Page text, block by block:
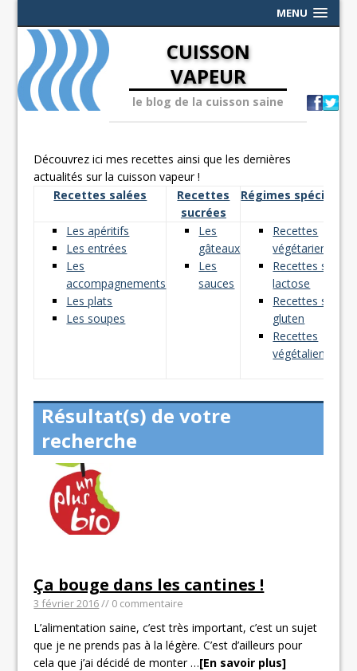
MENU
CUISSON
VAPEUR
le blog de la cuisson saine
Découvrez ici mes recettes ainsi que les dernières
actualités sur la cuisson vapeur !
Recettes salées
Recettes
sucrées
Régimes spéciaux
Les apéritifs
Les entrées
Les
accompagnements
Les plats
Les soupes
Les
gâteaux
Les
sauces
Recettes
végétariennes
Recettes sans
lactose
Recettes sans
gluten
Recettes
végétaliennes
Résultat(s) de votre
recherche
Ça bouge dans les cantines !
3 février 2016// 0 commentaire
L’alimentation saine, c’est très important, c’est un sujet
que je ne prends pas à la légère. C’est d’ailleurs pour
cela que j’ai décidé de monter…[En savoir plus]